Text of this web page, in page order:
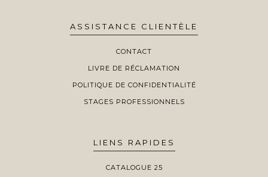
ASSISTANCE CLIENTÈLE
CONTACT
LIVRE DE RÉCLAMATION
POLITIQUE DE CONFIDENTIALITÉ
STAGES PROFESSIONNELS
LIENS RAPIDES
CATALOGUE 25